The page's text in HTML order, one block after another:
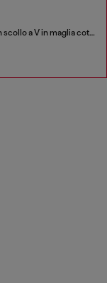
Maglia con scollo a V in maglia cotta effetto stropicciato